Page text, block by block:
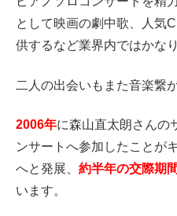
として映画の劇中歌、人気
供するなど業界内ではかな
二人の出会いもまた音楽繋
2006年に森山直太朗さんの
ンサートへ参加したことが
へと発展、 約半年の交際期間
います。